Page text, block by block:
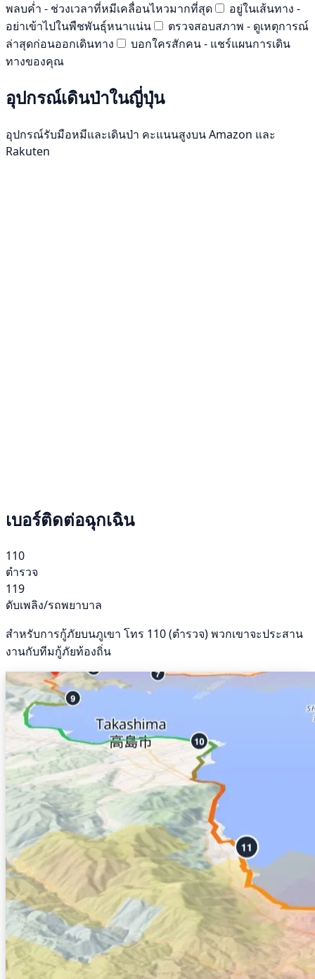
พลบค่ำ - ช่วงเวลาที่หมีเคลื่อนไหวมากที่สุด
อยู่ในเส้นทาง -
อย่าเข้าไปในพืชพันธุ์หนาแน่น
ตรวจสอบสภาพ - ดูเหตุการณ์
ล่าสุดก่อนออกเดินทาง
บอกใครสักคน - แชร์แผนการเดิน
ทางของคุณ
อุปกรณ์เดินป่าในญี่ปุ่น
อุปกรณ์รับมือหมีและเดินป่า คะแนนสูงบน Amazon และ
Rakuten
เบอร์ติดต่อฉุกเฉิน
110
ตำรวจ
119
ดับเพลิง/รถพยาบาล
สำหรับการกู้ภัยบนภูเขา โทร 110 (ตำรวจ) พวกเขาจะประสาน
งานกับทีมกู้ภัยท้องถิ่น